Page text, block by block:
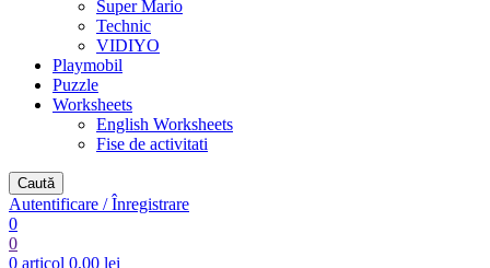
Super Mario
Technic
VIDIYO
Playmobil
Puzzle
Worksheets
English Worksheets
Fise de activitati
Caută
Autentificare / Înregistrare
0
0
0 articol 0,00 lei